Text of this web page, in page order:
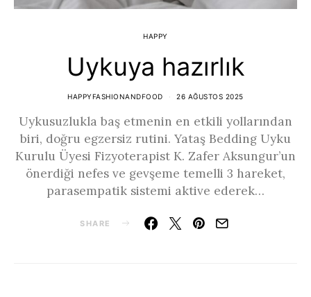
HAPPY
Uykuya hazırlık
HAPPYFASHIONANDFOOD 26 AĞUSTOS 2025
Uykusuzlukla baş etmenin en etkili yollarından
biri, doğru egzersiz rutini. Yataş Bedding Uyku
Kurulu Üyesi Fizyoterapist K. Zafer Aksungur’un
önerdiği nefes ve gevşeme temelli 3 hareket,
parasempatik sistemi aktive ederek…
SHARE